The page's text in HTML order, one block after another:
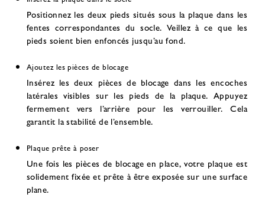
Positionnez les deux pieds situés sous la plaque dans les
fentes correspondantes du socle. Veillez à ce que les
pieds soient bien enfoncés jusqu’au fond.
Ajoutez les pièces de blocage
Insérez les deux pièces de blocage dans les encoches
latérales visibles sur les pieds de la plaque. Appuyez
fermement vers l’arrière pour les verrouiller. Cela
garantit la stabilité de l’ensemble.
Plaque prête à poser
Une fois les pièces de blocage en place, votre plaque est
solidement fixée et prête à être exposée sur une surface
plane.